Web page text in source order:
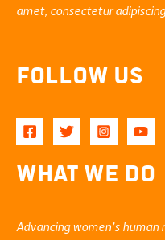
amet, consectetur
Follow Us
What We Do
Advancing women’s human